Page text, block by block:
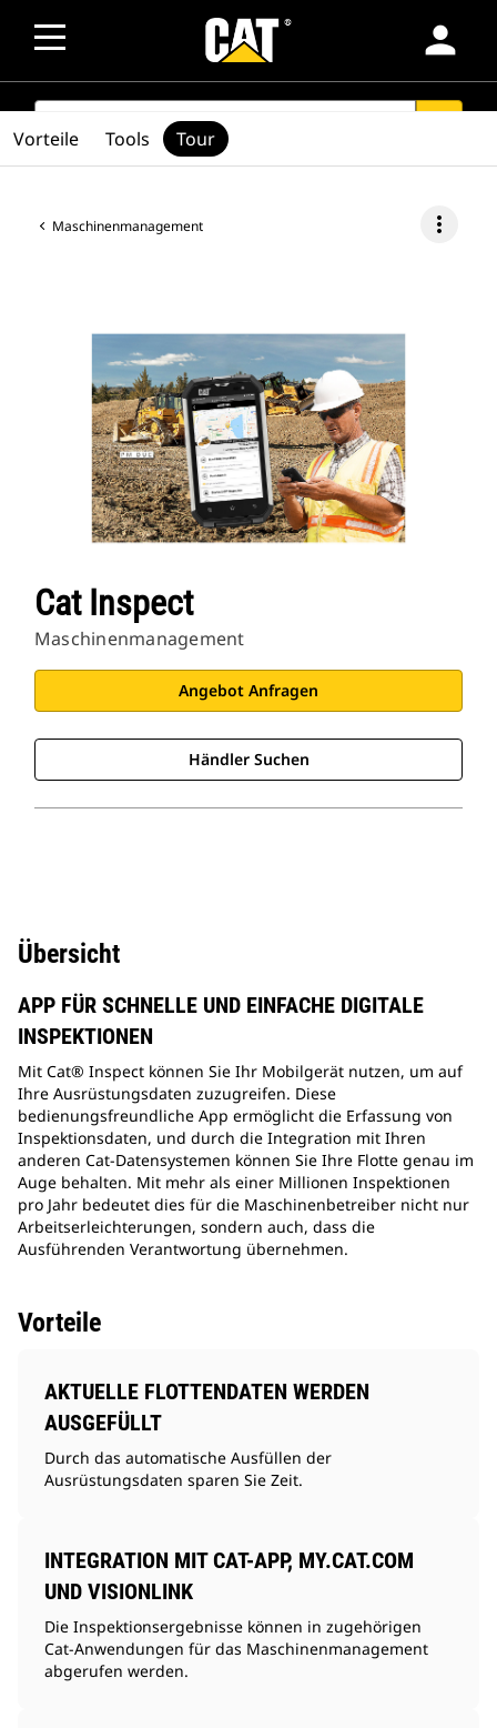
person
SEARCH
Maschinenmanagement more_vert
Cat Inspect
Maschinenmanagement
Angebot Anfragen
Händler Suchen
Vorteile Tools Tour
Übersicht
APP FÜR SCHNELLE UND EINFACHE DIGITALE
INSPEKTIONEN
Mit Cat® Inspect können Sie Ihr Mobilgerät nutzen, um auf
Ihre Ausrüstungsdaten zuzugreifen. Diese
bedienungsfreundliche App ermöglicht die Erfassung von
Inspektionsdaten, und durch die Integration mit Ihren
anderen Cat-Datensystemen können Sie Ihre Flotte genau im
Auge behalten. Mit mehr als einer Millionen Inspektionen
pro Jahr bedeutet dies für die Maschinenbetreiber nicht nur
Arbeitserleichterungen, sondern auch, dass die
Ausführenden Verantwortung übernehmen.
Vorteile
AKTUELLE FLOTTENDATEN WERDEN
AUSGEFÜLLT
Durch das automatische Ausfüllen der
Ausrüstungsdaten sparen Sie Zeit.
INTEGRATION MIT CAT-APP, MY.CAT.COM
UND VISIONLINK
Die Inspektionsergebnisse können in zugehörigen
Cat-Anwendungen für das Maschinenmanagement
abgerufen werden.